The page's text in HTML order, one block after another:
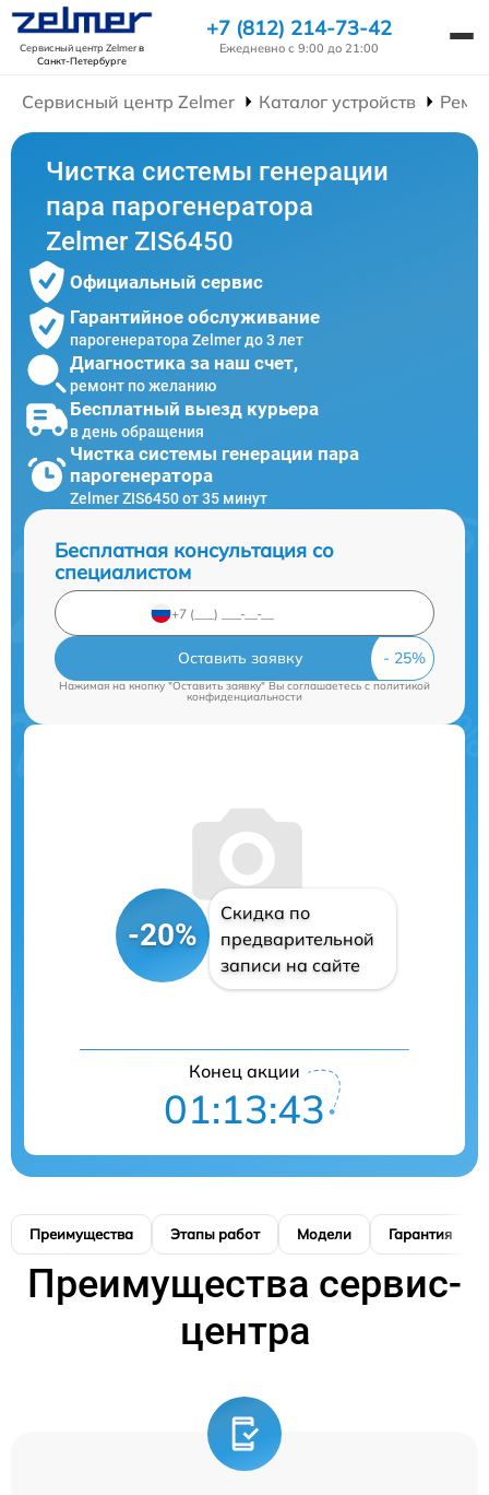
Сервисный центр Zelmerв
Санкт-Петербурге
+7 (812) 214-73-42
Ежедневно с 9:00 до 21:00
Сервисный центр Zelmer Каталог устройств
Чистка системы генерации
пара парогенератора
Zelmer ZIS6450
Официальный сервис
Гарантийное обслуживание
парогенератора Zelmer до 3 лет
Диагностика за наш счет,
ремонт по желанию
Бесплатный выезд курьера
в день обращения
Чистка системы генерации пара
парогенератора
Zelmer ZIS6450 от 35 минут
Бесплатная консультация со
специалистом
Оставить заявку
Нажимая на кнопку "Оставить заявку" Вы соглашаетесь c политикой
конфиденциальности
-20%
Скидка по
предварительной
записи на сайте
Конец акции
01:13:42
Преимущества Этапы работ Модели Гарантия
Преимущества сервис-
центра